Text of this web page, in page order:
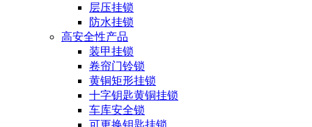
层压挂锁
防水挂锁
高安全性产品
装甲挂锁
卷帘门铃锁
黄铜矩形挂锁
十字钥匙黄铜挂锁
车库安全锁
可更换钥匙挂锁